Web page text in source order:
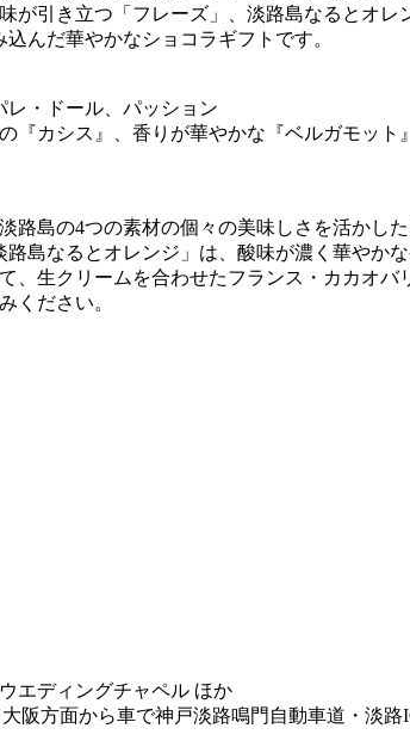
引き立つ「フレーズ」、淡路島なるとオレ
んだ華やかなショコラギフトです。
レ・ドール、パッション
カシス』、香りが華やかな『ベルガモット
路島の4つの素材の個々の美味しさを活かし
島なるとオレンジ」は、酸味が濃く華やか
生クリームを合わせたフランス・カカオバ
ください。
エディングチャペル ほか
阪方面から車で神戸淡路鳴門自動車道・淡